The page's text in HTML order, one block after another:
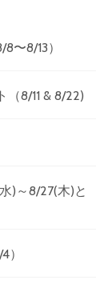
〜8/13）
8/11 & 8/22)
)～8/27(木)と
）